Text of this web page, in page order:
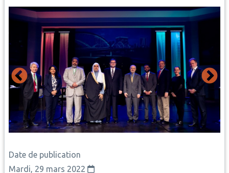
Date de publication
Mardi, 29 mars 2022